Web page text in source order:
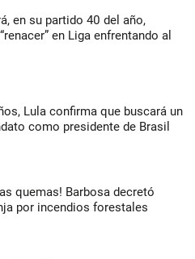
en su partido 40 del año,
en Liga enfrentando al
Lula confirma que buscará un
como presidente de Brasil
quemas! Barbosa decretó
por incendios forestales